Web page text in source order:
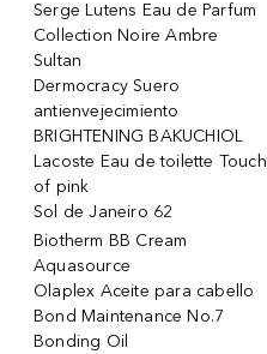
Serge Lutens Eau de Parfum
Collection Noire Ambre
Sultan
Dermocracy Suero
antienvejecimiento
BRIGHTENING BAKUCHIOL
Lacoste Eau de toilette Touch
of pink
Sol de Janeiro 62
Biotherm BB Cream
Aquasource
Olaplex Aceite para cabello
Bond Maintenance No.7
Bonding Oil